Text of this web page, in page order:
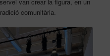
comunitària.